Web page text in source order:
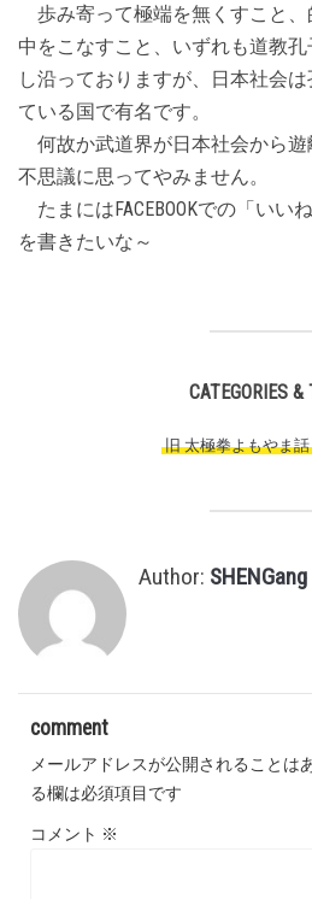
歩み寄って極端を無くすこと
中をこなすこと、いずれも道教
し沿っておりますが、日本社会
ている国で有名です。
何故か武道界が日本社会から遊
不思議に思ってやみません。
たまにはFACEBOOKでの「いい
を書きたいな～
CATEGORIES &
旧 太極拳よもやま話
Author: SHENGang
comment
メールアドレスが公開されることは
る欄は必須項目です
コメント ※